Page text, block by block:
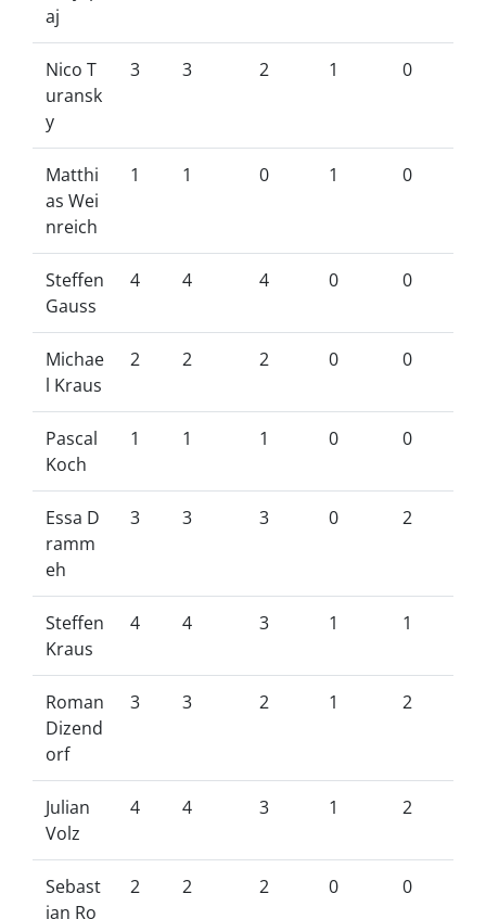
aj
Nico T
uransk
y
3 3 2 1 0
Matthi
as Wei
nreich
1 1 0 1 0
Steffen
Gauss
4 4 4 0 0
Michae
l Kraus
2 2 2 0 0
Pascal
Koch
1 1 1 0 0
Essa D
ramm
eh
3 3 3 0 2
Steffen
Kraus
4 4 3 1 1
Roman
Dizend
orf
3 3 2 1 2
Julian
Volz
4 4 3 1 2
Sebast
ian Ro
2 2 2 0 0